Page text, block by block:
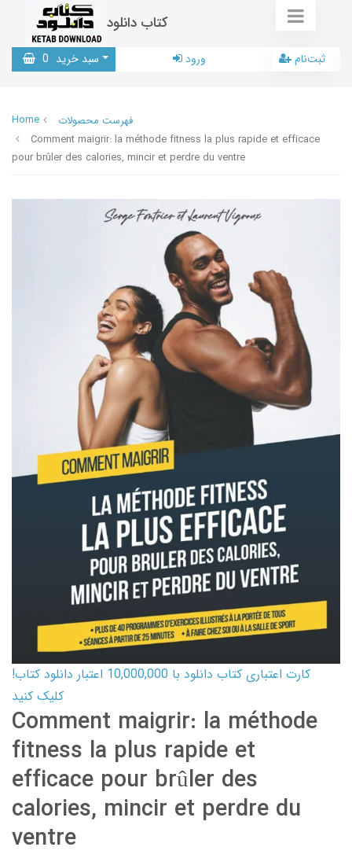
کتاب دانلود
سبد خرید 0 ورود ثبت‌نام
Home
فهرست محصولات
Comment maigrir: la méthode fitness la plus rapide et efficace
pour brûler des calories, mincir et perdre du ventre
کارت اعتباری کتاب دانلود با 10,000,000 اعتبار دانلود کتاب!
کلیک کنید
Comment maigrir: la méthode
fitness la plus rapide et
efficace pour brûler des
calories, mincir et perdre du
ventre